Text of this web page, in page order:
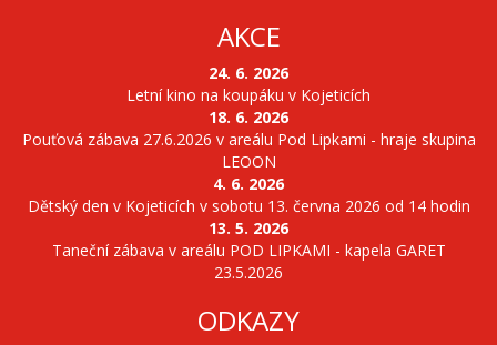
AKCE
24. 6. 2026
Letní kino na koupáku v Kojeticích
18. 6. 2026
Pouťová zábava 27.6.2026 v areálu Pod Lipkami - hraje skupina
LEOON
4. 6. 2026
Dětský den v Kojeticích v sobotu 13. června 2026 od 14 hodin
13. 5. 2026
Taneční zábava v areálu POD LIPKAMI - kapela GARET
23.5.2026
ODKAZY